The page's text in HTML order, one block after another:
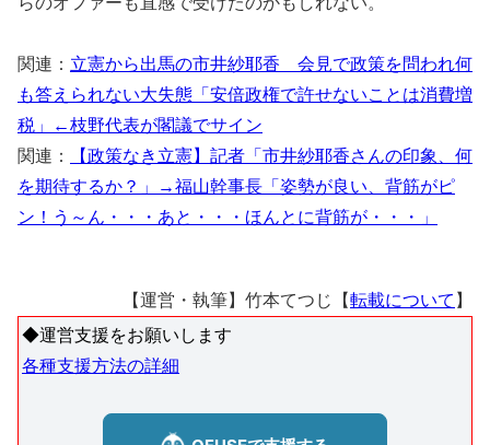
関連： 立憲から出馬の市井紗耶香 会見で政策を問われ何
も答えられない大失態「安倍政権で許せないことは消費増
税」←枝野代表が閣議でサイン
関連：
【政策なき立憲】記者「市井紗耶香さんの印象、何
を期待するか？」→福山幹事長「姿勢が良い、背筋がピ
ン！う～ん・・・あと・・・ほんとに背筋が・・・」
【運営・執筆】竹本てつじ【転載について 】
◆運営支援をお願いします
各種支援方法の詳細